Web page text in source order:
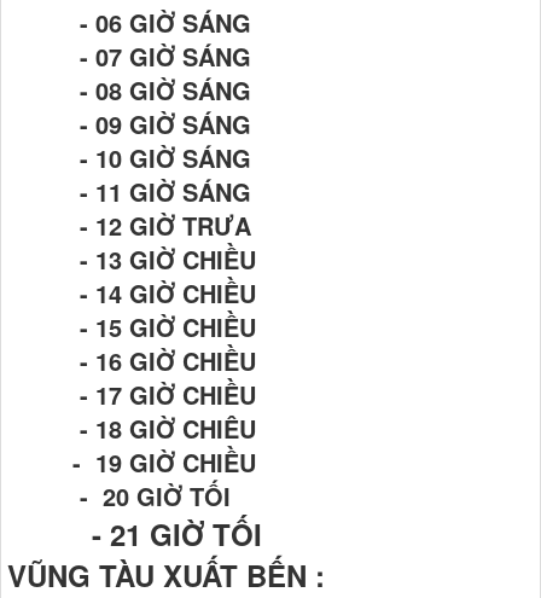
- 06 GIỜ SÁNG
- 07 GIỜ SÁNG
- 08 GIỜ SÁNG
- 09 GIỜ SÁNG
- 10 GIỜ SÁNG
- 11 GIỜ SÁNG
- 12 GIỜ TRƯA
- 13 GIỜ CHIỀU
- 14 GIỜ CHIỀU
- 15 GIỜ CHIỀU
- 16 GIỜ CHIỀU
- 17 GIỜ CHIỀU
- 18 GIỜ CHIÊU
- 19 GIỜ CHIỀU
- 20 GIỜ TỐI
- 21 GIỜ TỐI
VŨNG TÀU XUẤT BẾN :